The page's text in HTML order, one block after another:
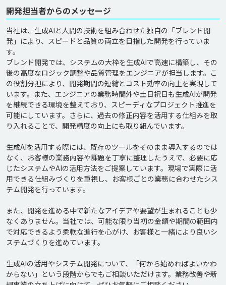
開発担当者からのメッセージ
当社は、生成AIと人間の技術を組み合わせた独自の「ブレンド開
発」により、スピードと品質の両立を目指した開発を行っていま
す。
ブレンド開発では、システムの大枠を生成AIで高速に構築し、その
後の高度なロジック調整や品質管理をエンジニアが担当します。こ
の役割分担により、開発期間の短縮とコスト効率の向上を実現して
います。また、エンジニアの業務時間外や土日祝日も生成AIが開発
を継続できる環境を整えており、スピーディなプロジェクト推進を
可能にしています。さらに、過去の修正内容を活用する仕組みを取
り入れることで、開発精度の向上にも取り組んでいます。
生成AIを活用する際には、既存のツールをそのまま導入するのでは
なく、お客様の業務内容や課題を丁寧に整理したうえで、必要に応
じたシステムやAIの活用方法をご提案しています。現場で実際に活
用できる仕組みづくりを重視し、お客様ごとの業務に合わせたシス
テム開発を行っています。
また、開発を進める中で新たなアイデアや要望が生まれることも少
なくありません。当社では、可能な限り当初の金額や期間の範囲内
で対応できるよう柔軟な進行を心がけ、お客様と一緒により良いシ
ステムづくりを進めています。
生成AIの活用やシステム開発について、「何から始めればよいかわ
からない」という段階からでもご相談いただけます。業務改善や新